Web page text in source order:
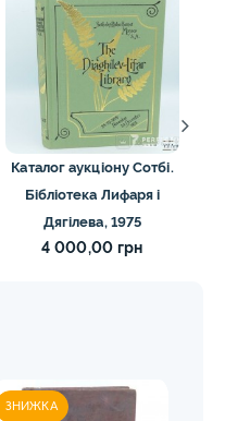
Каталог аукціону Сотбі.
Бібліотека Лифаря і
Дягілева, 1975
4 000,00 грн
ЗНИЖКА